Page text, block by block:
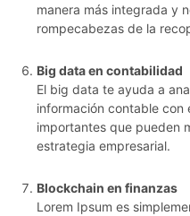
manera más integrada y
rompecabezas de la
Big data en contabilidad
El big data te ayuda a
información contable
importantes que pueden
estrategia empresarial.
Blockchain en finanzas
Lorem Ipsum es